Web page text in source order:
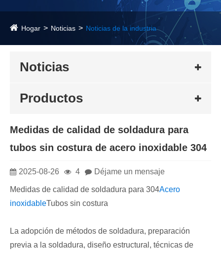
Hogar Noticias Noticias de la industria
Noticias
Productos
​Medidas de calidad de soldadura para
tubos sin costura de acero inoxidable 304
2025-08-26 4 Déjame un mensaje
Medidas de calidad de soldadura para 304Acero
inoxidableTubos sin costura
La adopción de métodos de soldadura, preparación
previa a la soldadura, diseño estructural, técnicas de